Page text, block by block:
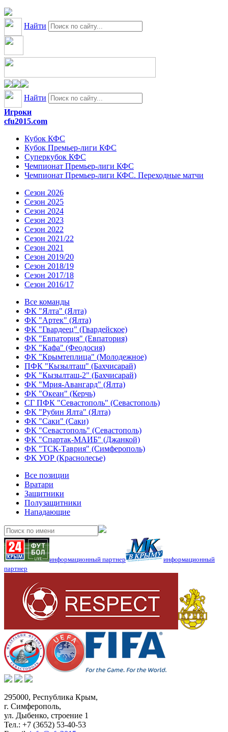
Найти
Найти
Игроки
cfu2015.com
Кубок КФС
Кубок Премьер-лиги КФС
Суперкубок КФС
Чемпионат Премьер-лиги КФС
Чемпионат Премьер-лиги КФС. Переходные матчи
Сезон 2026
Сезон 2025
Сезон 2024
Сезон 2023
Сезон 2022
Сезон 2021/22
Сезон 2021
Сезон 2019/20
Сезон 2018/19
Сезон 2017/18
Сезон 2016/17
Все команды
ФК "Ялта" (Ялта)
ФК "Артек" (Ялта)
ФК "Гвардеец" (Гвардейское)
ФК "Евпатория" (Евпатория)
ФК "Кафа" (Феодосия)
ФК "Крымтеплица" (Молодежное)
ПФК "Кызылташ" (Бахчисарай)
ФК "Кызылташ-2" (Бахчисарай)
ФК "Мрия-Авангард" (Ялта)
ФК "Океан" (Керчь)
СГ ПФК "Севастополь" (Севастополь)
ФК "Рубин Ялта" (Ялта)
ФК "Саки" (Саки)
ФК "Севастополь" (Севастополь)
ФК "Спартак-МАИБ" (Джанкой)
ФК "ТСК-Таврия" (Симферополь)
ФК УОР (Краснолесье)
Все позиции
Вратари
Защитники
Полузащитники
Нападающие
информационный партнер
информационный
партнер
295000, Республика Крым,
г. Симферополь,
ул. Дыбенко, строение 1
Тел.: +7 (3652) 53-40-53